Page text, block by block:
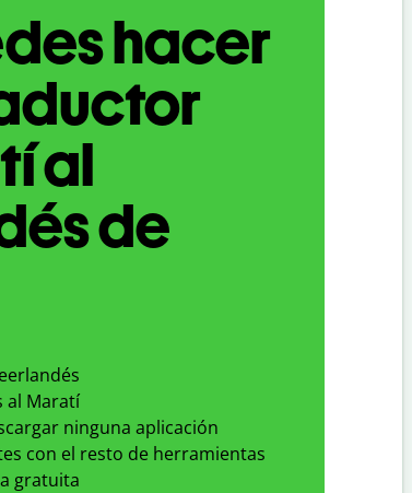
hacer
al
de
al Maratí
ninguna aplicación
con el resto de herramientas
gratuita